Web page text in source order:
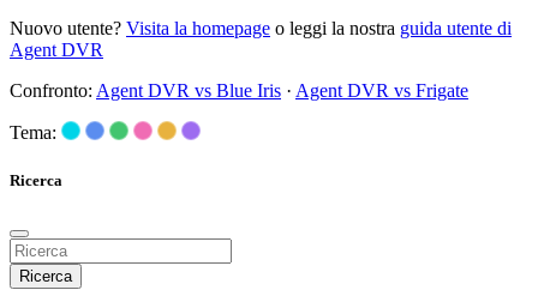
Nuovo utente? Visita la homepage o leggi la nostra guida utente di
Agent DVR
Confronto: Agent DVR vs Blue Iris · Agent DVR vs Frigate
Tema:
Ricerca
Ricerca